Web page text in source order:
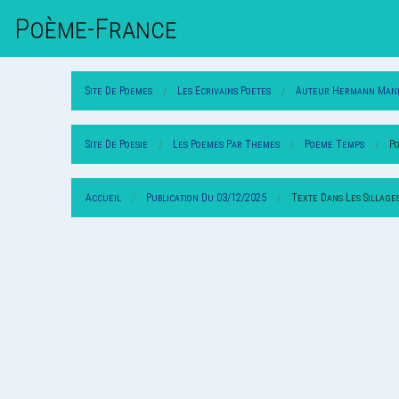
Poème-FrAnce
Site De Poemes Les Ecrivains Poetes Auteur Hermann
Site De Poesie Les Poemes Par Themes Poeme Temps
Accueil Publication Du 03/12/2025 Texte Dans Les